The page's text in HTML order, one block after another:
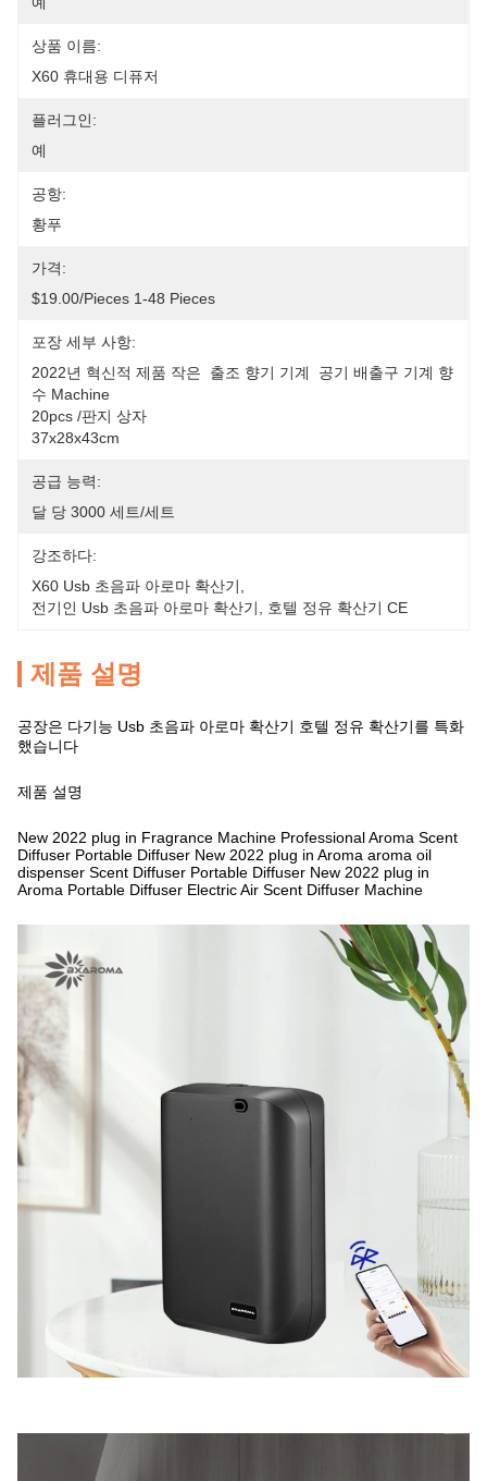
상품 이름:
X60 휴대용 디퓨저
플러그인:
예
공항:
황푸
가격:
$19.00/pieces 1-48 Pieces
포장 세부 사항:
2022년 혁신적 제품 작은  출조 향기 기계  공기 배출구 기계 향
수 Machine
20pcs /판지 상자
37x28x43cm
공급 능력:
달 당 3000 세트/세트
강조하다:
X60 Usb 초음파 아로마 확산기
전기인 Usb 초음파 아로마 확산기
호텔 정유 확산기 CE
제품 설명
공장은 다기능 Usb 초음파 아로마 확산기 호텔 정유 확산기를 특화
했습니다
제품 설명
New 2022 plug in Fragrance Machine Professional Aroma Scent
Diffuser Portable Diffuser New 2022 plug in Aroma aroma oil
dispenser Scent Diffuser Portable Diffuser New 2022 plug in
Aroma Portable Diffuser Electric Air Scent Diffuser Machine